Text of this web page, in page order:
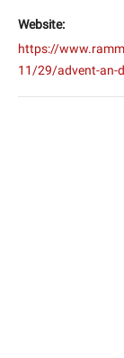
Website:
https://
11/29/advent-an-